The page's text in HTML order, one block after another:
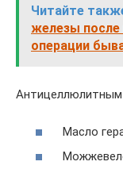
Читайте
железы
операции
Масло